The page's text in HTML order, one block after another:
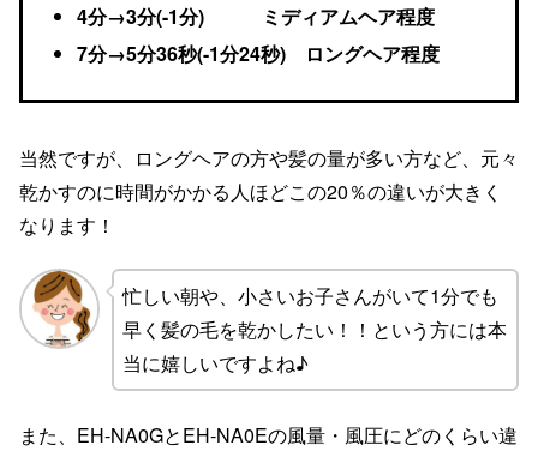
4分→3分(-1分) ミディアムヘア程度
7分→5分36秒(-1分24秒) ロングヘア程度
当然ですが、ロングヘアの方や髪の量が多い方など、元々
乾かすのに時間がかかる人ほどこの20％の違いが大きく
なります！
忙しい朝や、小さいお子さんがいて1分でも
早く髪の毛を乾かしたい！！という方には本
当に嬉しいですよね♪
また、EH-NA0GとEH-NA0Eの風量・風圧にどのくらい違